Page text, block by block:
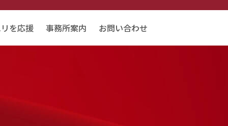
を応援 事務所案内 お問い合わせ